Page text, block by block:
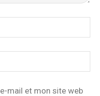
mail et mon site web